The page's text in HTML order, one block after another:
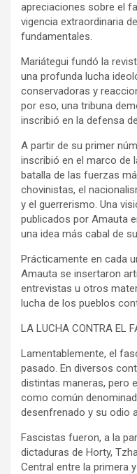
apreciaciones sobre el
vigencia extraordinaria
fundamentales.
Mariátegui fundó la
una profunda lucha
conservadoras y
por eso, una tribuna
inscribió en la defensa
A partir de su primer
inscribió en el marco de
batalla de las fuerzas
chovinistas, el
y el guerrerismo. Una
publicados por Amauta
una idea más cabal de
Prácticamente en cada
Amauta se insertaron
entrevistas u otros
lucha de los pueblos
LA LUCHA CONTRA EL
Lamentablemente, el
pasado. En diversos
distintas maneras, pero
como común
desenfrenado y su odio
Fascistas fueron, a la
dictaduras de Horty,
Central entre la primera